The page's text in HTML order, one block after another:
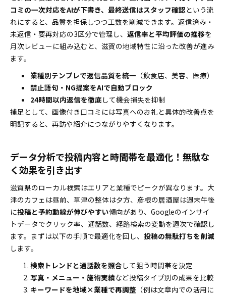
コミの一次対応をAIが下書き、最終送信はスタッフ確認という流
れにすると、品質を担保しつつ工数を削減できます。返信済み・
未返信・要再対応の3区分で管理し、 返信率と平均評価の推移を
月次レビューに組み込むと、滋賀の地域特性に沿った改善が進み
ます。
業種別テンプレで返信品質を統一 （飲食店、美容、医療）
禁止語句・NG提案をAIで自動ブロック
24時間以内返信を徹底 して機会損失を抑制
補足として、画像付き口コミには写真へのお礼と具体的改善点を
明記すると、再訪や紹介につながりやすくなります。
データ分析で投稿内容と時間帯を最適化！無駄な
く効果を引き出す
滋賀県のローカル検索はエリアと業種でピークが異なります。大
津のカフェは昼前、草津の整体は夕方、彦根の居酒屋は週末午後
に投稿と予約動線が伸びやすい傾向があり、Googleのインサイ
トデータでクリック率、通話数、経路検索の変動を週次で確認し
ます。まずは以下の手順で最適化を回し、 投稿の無駄打ちを削減
します。
検索トレンドと通話数を照合 して狙う時間帯を決定
写真・メニュー・施術実績など投稿タイプ別の成果を比較
キーワードを地域×業種で再調整 （例は文章内での活用に